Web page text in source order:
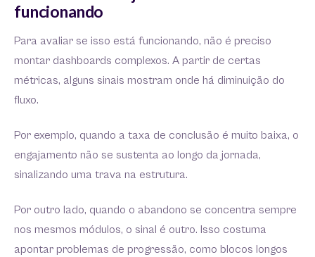
funcionando
Para avaliar se isso está funcionando, não é preciso
montar dashboards complexos. A partir de certas
métricas, alguns sinais mostram onde há diminuição do
fluxo.
Por exemplo, quando a taxa de conclusão é muito baixa, o
engajamento não se sustenta ao longo da jornada,
sinalizando uma trava na estrutura.
Por outro lado, quando o abandono se concentra sempre
nos mesmos módulos, o sinal é outro. Isso costuma
apontar problemas de progressão, como blocos longos